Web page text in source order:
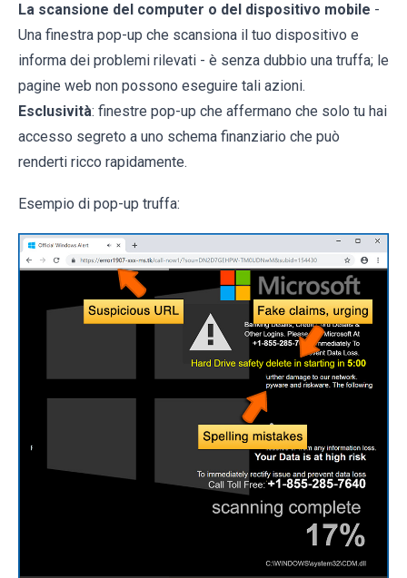
La scansione del computer o del dispositivo mobile -
Una finestra pop-up che scansiona il tuo dispositivo e
informa dei problemi rilevati - è senza dubbio una truffa; le
pagine web non possono eseguire tali azioni.
Esclusività: finestre pop-up che affermano che solo tu hai
accesso segreto a uno schema finanziario che può
renderti ricco rapidamente.
Esempio di pop-up truffa: